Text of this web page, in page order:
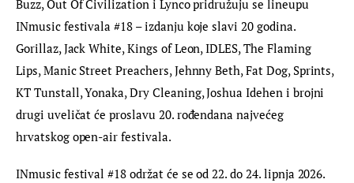
Buzz, Out Of Civilization i Lynco pridružuju se lineupu
INmusic festivala #18 – izdanju koje slavi 20 godina.
Gorillaz, Jack White, Kings of Leon, IDLES, The Flaming
Lips, Manic Street Preachers, Jehnny Beth, Fat Dog, Sprints,
KT Tunstall, Yonaka, Dry Cleaning, Joshua Idehen i brojni
drugi uveličat će proslavu 20. rođendana najvećeg
hrvatskog open-air festivala.
INmusic festival #18 održat će se od 22. do 24. lipnja 2026.